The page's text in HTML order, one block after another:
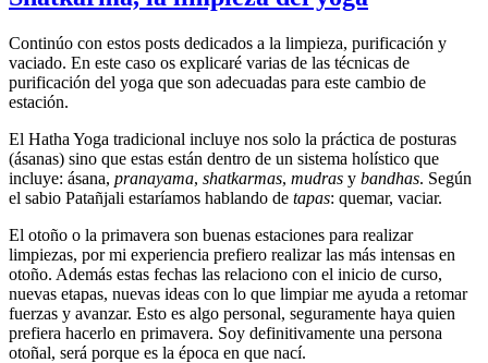
Continúo con estos posts dedicados a la limpieza, purificación y
vaciado. En este caso os explicaré varias de las técnicas de
purificación del yoga que son adecuadas para este cambio de
estación.
El Hatha Yoga tradicional incluye nos solo la práctica de posturas
(ásanas) sino que estas están dentro de un sistema holístico que
incluye: ásana, pranayama, shatkarmas, mudras y bandhas. Según
el sabio Patañjali estaríamos hablando de tapas: quemar, vaciar.
El otoño o la primavera son buenas estaciones para realizar
limpiezas, por mi experiencia prefiero realizar las más intensas en
otoño. Además estas fechas las relaciono con el inicio de curso,
nuevas etapas, nuevas ideas con lo que limpiar me ayuda a retomar
fuerzas y avanzar. Esto es algo personal, seguramente haya quien
prefiera hacerlo en primavera. Soy definitivamente una persona
otoñal, será porque es la época en que nací.